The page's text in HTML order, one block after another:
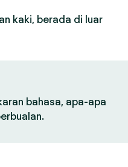
kaki, berada di luar
bahasa, apa-apa